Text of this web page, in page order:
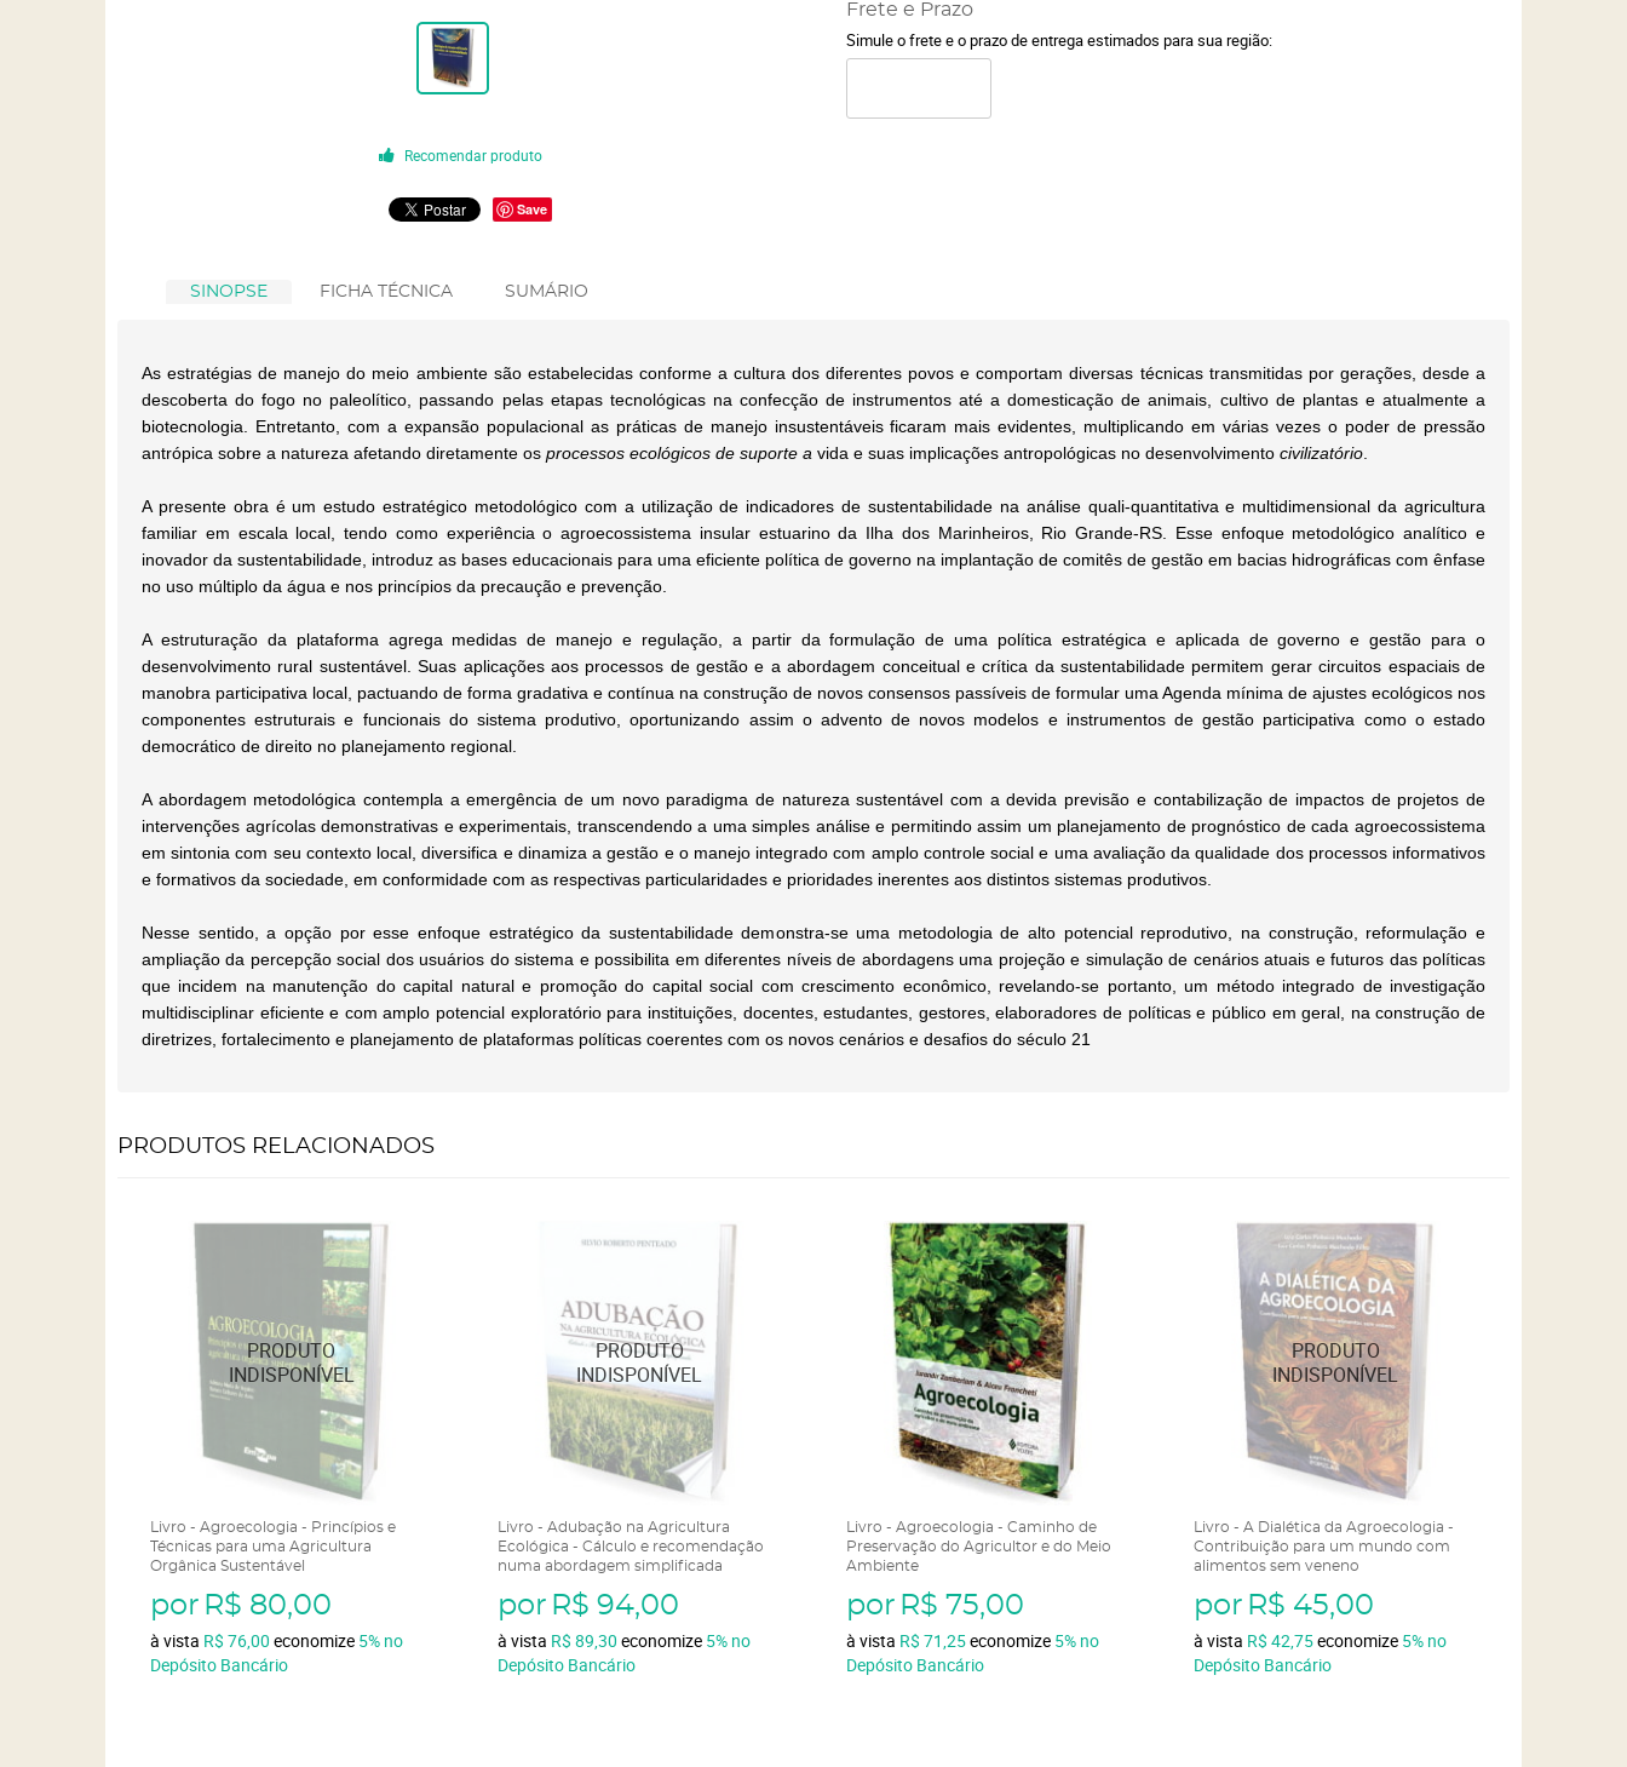
Recomendar produto
Save
Frete e Prazo
Simule o frete e o prazo de entrega estimados para sua região:
SINOPSE FICHA TÉCNICA SUMÁRIO
As estratégias de manejo do meio ambiente são estabelecidas conforme a cultura dos diferentes povos e comportam diversas técnicas transmitidas por gerações, desde a
descoberta do fogo no paleolítico, passando pelas etapas tecnológicas na confecção de instrumentos até a domesticação de animais, cultivo de plantas e atualmente a
biotecnologia. Entretanto, com a expansão populacional as práticas de manejo insustentáveis ficaram mais evidentes, multiplicando em várias vezes o poder de pressão
antrópica sobre a natureza afetando diretamente os processos ecológicos de suporte a vida e suas implicações antropológicas no desenvolvimento civilizatório
A presente obra é um estudo estratégico metodológico com a utilização de indicadores de sustentabilidade na análise quali-quantitativa e multidimensional da agricultura
familiar em escala local, tendo como experiência o agroecossistema insular estuarino da Ilha dos Marinheiros, Rio Grande-RS. Esse enfoque metodológico analítico e
inovador da sustentabilidade, introduz as bases educacionais para uma eficiente política de governo na implantação de comitês de gestão em bacias hidrográficas com ênfase
no uso múltiplo da água e nos princípios da precaução e prevenção.
A estruturação da plataforma agrega medidas de manejo e regulação, a partir da formulação de uma política estratégica e aplicada de governo e gestão para o
desenvolvimento rural sustentável. Suas aplicações aos processos de gestão e a abordagem conceitual e crítica da sustentabilidade permitem gerar circuitos espaciais de
manobra participativa local, pactuando de forma gradativa e contínua na construção de novos consensos passíveis de formular uma Agenda mínima de ajustes ecológicos nos
componentes estruturais e funcionais do sistema produtivo, oportunizando assim o advento de novos modelos e instrumentos de gestão participativa como o estado
democrático de direito no planejamento regional.
A abordagem metodológica contempla a emergência de um novo paradigma de natureza sustentável com a devida previsão e contabilização de impactos de projetos de
intervenções agrícolas demonstrativas e experimentais, transcendendo a uma simples análise e permitindo assim um planejamento de prognóstico de cada agroecossistema
em sintonia com seu contexto local, diversifica e dinamiza a gestão e o manejo integrado com amplo controle social e uma avaliação da qualidade dos processos informativos
e formativos da sociedade, em conformidade com as respectivas particularidades e prioridades inerentes aos distintos sistemas produtivos.
Nesse sentido, a opção por esse enfoque estratégico da sustentabilidade demonstra-se uma metodologia de alto potencial reprodutivo, na construção, reformulação e
ampliação da percepção social dos usuários do sistema e possibilita em diferentes níveis de abordagens uma projeção e simulação de cenários atuais e futuros das políticas
que incidem na manutenção do capital natural e promoção do capital social com crescimento econômico, revelando-se portanto, um método integrado de investigação
multidisciplinar eficiente e com amplo potencial exploratório para instituições, docentes, estudantes, gestores, elaboradores de políticas e público em geral, na construção de
diretrizes, fortalecimento e planejamento de plataformas políticas coerentes com os novos cenários e desafios do século 21
PRODUTOS RELACIONADOS
Livro - Agroecologia - Princípios e
Técnicas para uma Agricultura
Orgânica Sustentável
por R$ 80,00
à vista R$ 76,00 economize 5% no
Depósito Bancário
Livro - Adubação na Agricultura
Ecológica - Cálculo e recomendação
numa abordagem simplificada
por R$ 94,00
à vista R$ 89,30 economize 5% no
Depósito Bancário
Livro - Agroecologia - Caminho de
Preservação do Agricultor e do Meio
Ambiente
por R$ 75,00
à vista R$ 71,25economize 5% no
Depósito Bancário
Livro - A Dialética da Agroecologia -
Contribuição para um mundo com
alimentos sem veneno
por R$ 45,00
à vista R$ 42,75economize 5% no
Depósito Bancário